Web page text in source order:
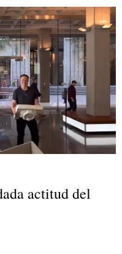
actitud del